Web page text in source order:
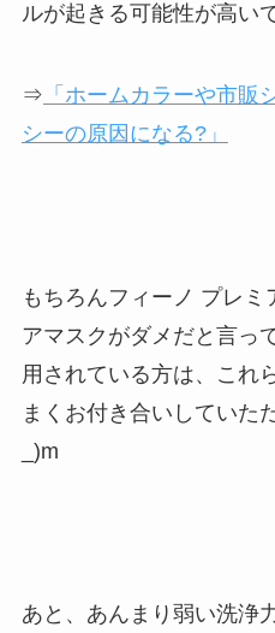
ルが起きる可能性が高い
⇒ 「ホームカラーや市販
シーの原因になる?」
もちろんフィーノ プレ
アマスクがダメだと言っ
用されている方は、これ
まくお付き合いしていた
_)m
あと、あんまり弱い洗浄